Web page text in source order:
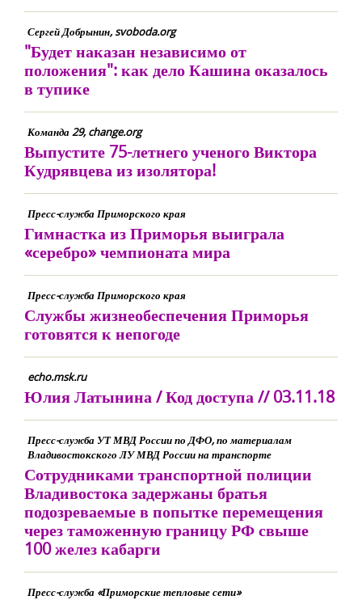
Сергей Добрынин, svoboda.org
"Будет наказан независимо от
положения": как дело Кашина оказалось
в тупике
Команда 29, change.org
Выпустите 75-летнего ученого Виктора
Кудрявцева из изолятора!
Пресс-служба Приморского края
Гимнастка из Приморья выиграла
«серебро» чемпионата мира
Пресс-служба Приморского края
Службы жизнеобеспечения Приморья
готовятся к непогоде
echo.msk.ru
Юлия Латынина / Код доступа // 03.11.18
Пресс-служба УТ МВД России по ДФО, по материалам
Владивостокского ЛУ МВД России на транспорте
Сотрудниками транспортной полиции
Владивостока задержаны братья
подозреваемые в попытке перемещения
через таможенную границу РФ свыше
100 желез кабарги
Пресс-служба «Приморские тепловые сети»